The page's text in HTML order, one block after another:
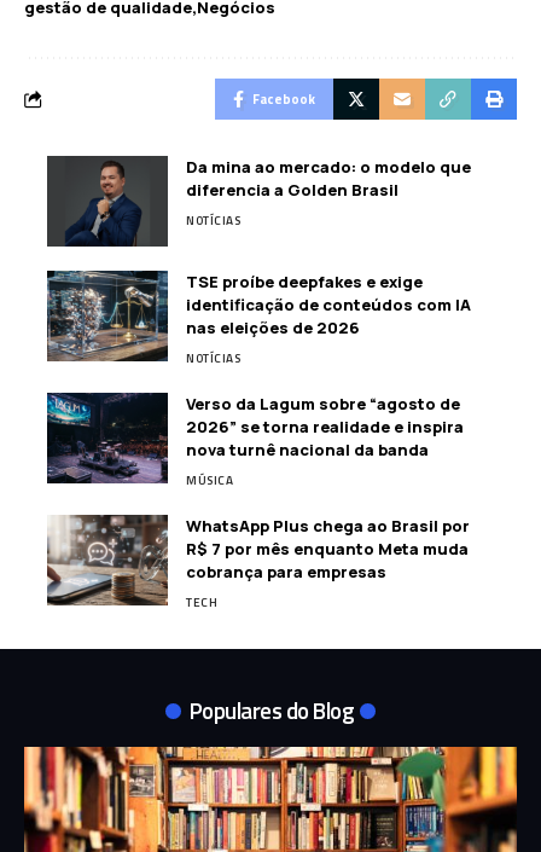
gestão de qualidade Negócios
Facebook
Da mina ao mercado: o modelo que
diferencia a Golden Brasil
NOTÍCIAS
TSE proíbe deepfakes e exige
identificação de conteúdos com IA
nas eleições de 2026
NOTÍCIAS
Verso da Lagum sobre “agosto de
2026” se torna realidade e inspira
nova turnê nacional da banda
MÚSICA
WhatsApp Plus chega ao Brasil por
R$ 7 por mês enquanto Meta muda
cobrança para empresas
TECH
Populares do Blog